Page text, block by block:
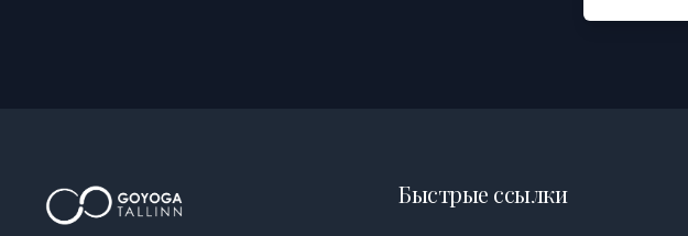
Быстрые ссылки